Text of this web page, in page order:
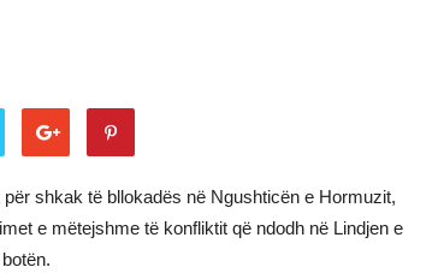
shkak të bllokadës në Ngushticën e Hormuzit,
e mëtejshme të konfliktit që ndodh në Lindjen e